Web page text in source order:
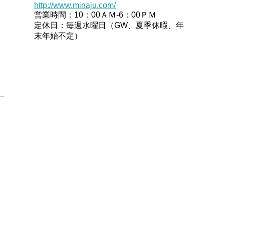
http://www.minaju.com/
営業時間：10：00ＡＭ-6：00ＰＭ
定休日：毎週水曜日（GW、夏季休暇、年
末年始不定）